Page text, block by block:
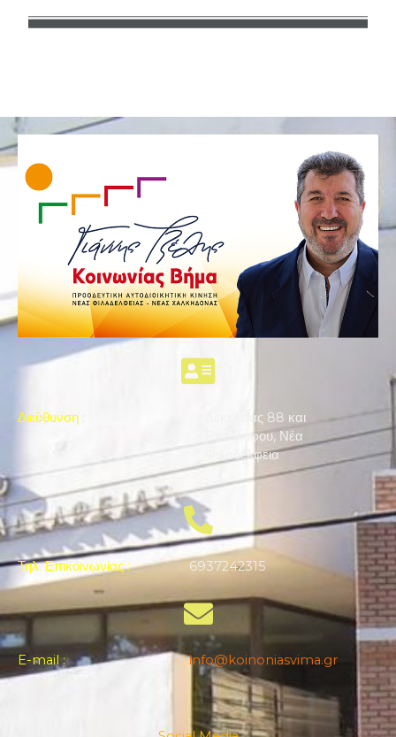
Διεύθυνση :
Δεκελείας 88 και
Επταλόφου, Νέα
Φιλαδέλφεια
Τηλ. Επικοινωνίας : 6937242315
E-mail : info@koinoniasvima.gr